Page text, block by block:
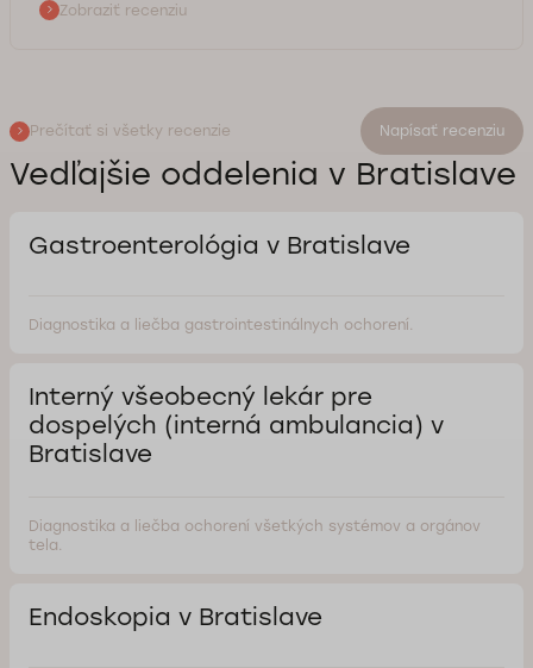
Zobraziť recenziu
Prečítať si všetky recenzie Napísať recenziu
Vedľajšie oddelenia v Bratislave
Gastroenterológia v Bratislave
Diagnostika a liečba gastrointestinálnych ochorení.
Interný všeobecný lekár pre
dospelých (interná ambulancia) v
Bratislave
Diagnostika a liečba ochorení všetkých systémov a orgánov
tela.
Endoskopia v Bratislave